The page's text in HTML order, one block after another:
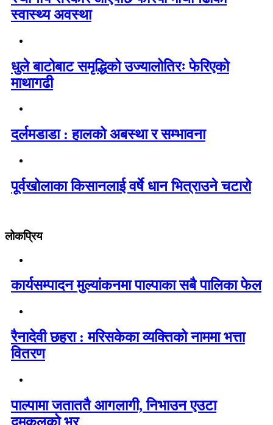
स्वास्थ्य अवस्था
धुले बाटोबाट समृद्धिको उज्यालोतिरः फेरिएको
माथागढी
दर्लमडाडा : हालको अबस्था र सम्भावना
पूर्वखोलाका किसानलाई वर्षे धान भित्राउने चटारो
लोकप्रिय
कार्यसम्पादन मुल्यांकनमा पाल्पाका सबै पालिका फेल
रैनादेवी छहरा : मरिसकेका व्यक्तिको नाममा भत्ता
वितरण
पाल्पामा जताततै आगलागी, निभाउन एउटा